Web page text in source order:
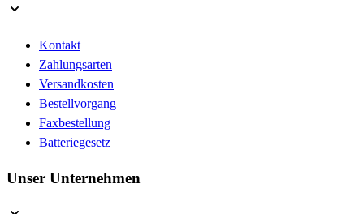
Kontakt
Zahlungsarten
Versandkosten
Bestellvorgang
Faxbestellung
Batteriegesetz
Unser Unternehmen